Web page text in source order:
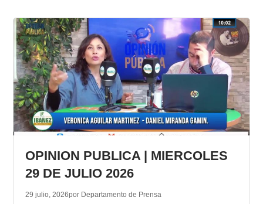
OPINION PUBLICA | MIERCOLES
29 DE JULIO 2026
29 julio, 2026por Departamento de Prensa